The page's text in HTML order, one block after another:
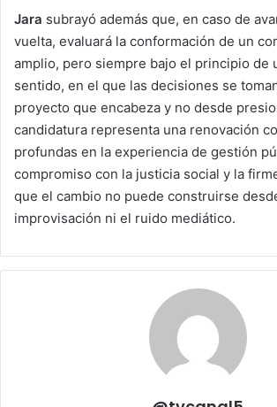
Jara subrayó además que, en caso de
vuelta, evaluará la conformación de un
amplio, pero siempre bajo el principio de
sentido, en el que las decisiones se
proyecto que encabeza y no desde
candidatura representa una renovación
profundas en la experiencia de gestión
compromiso con la justicia social y la
que el cambio no puede construirse
improvisación ni el ruido mediático.